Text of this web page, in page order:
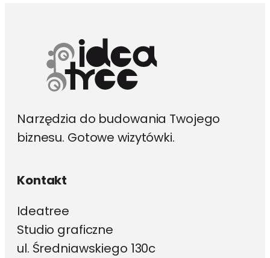
Narzędzia do budowania Twojego
biznesu. Gotowe wizytówki.
Kontakt
Ideatree
Studio graficzne
ul. Średniawskiego 130c